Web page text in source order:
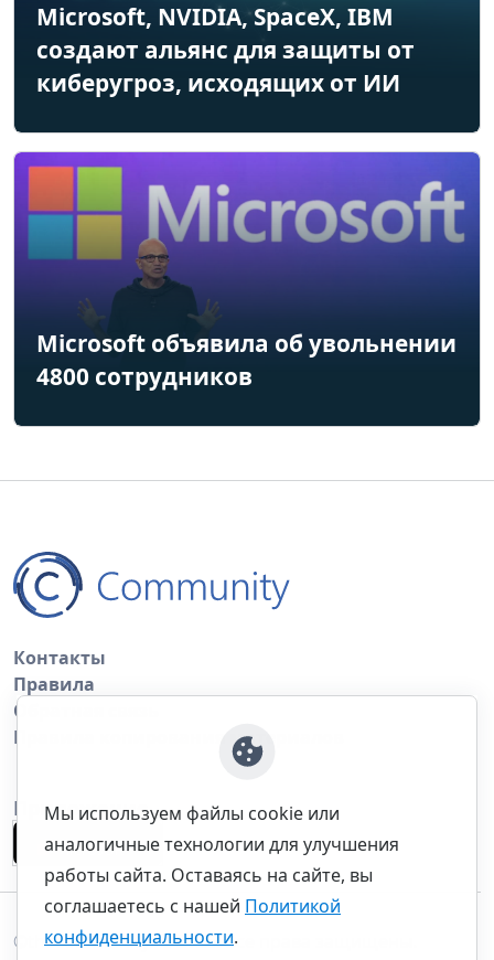
Microsoft, NVIDIA, SpaceX, IBM
создают альянс для защиты от
киберугроз, исходящих от ИИ
Microsoft объявила об увольнении
4800 сотрудников
Контакты
Правила
Обратная связь
Правила копирования материалов
Приложение
©thecommunity.ru 2026. Все права защищены.
Мы используем файлы cookie или
аналогичные технологии для улучшения
работы сайта. Оставаясь на сайте, вы
соглашаетесь с нашей Политикой
конфиденциальности.